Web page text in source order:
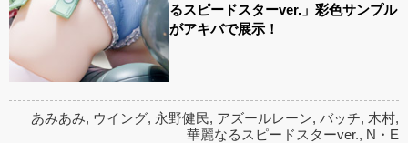
るスピードスターver.」彩色サンプル
がアキバで展示！
あみあみ, ウイング, 永野健民, アズールレーン, バッチ, 木村,
華麗なるスピードスターver., N・E